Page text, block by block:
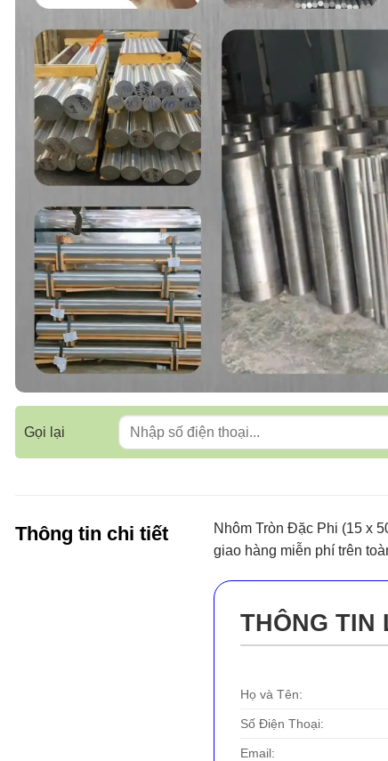
Gọi lại
Thông tin chi tiết
Nhôm Tròn Đặc Phi (15 x
giao hàng miễn phí trên
THÔNG TIN
Họ và Tên:
Số Điện Thoại:
Email: